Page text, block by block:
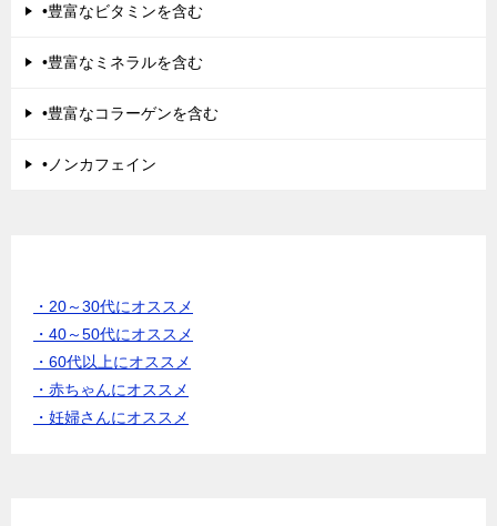
•豊富なビタミンを含む
•豊富なミネラルを含む
•豊富なコラーゲンを含む
•ノンカフェイン
・20～30代にオススメ
・40～50代にオススメ
・60代以上にオススメ
・赤ちゃんにオススメ
・妊婦さんにオススメ